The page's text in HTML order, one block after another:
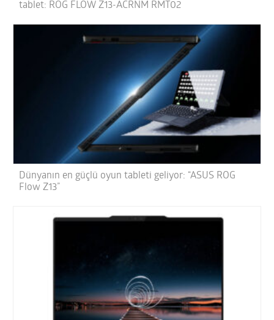
tablet: ROG FLOW Z13-ACRNM RMT02
Dünyanın en güçlü oyun tableti geliyor: “ASUS ROG
Flow Z13”